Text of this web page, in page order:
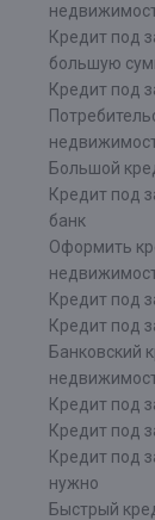
Кредит под
большую
Кредит под
Большой
Кредит под
банк
Оформить
Кредит под
Кредит под
Банковский
Кредит под
Кредит под
Кредит под
нужно
Быстрый